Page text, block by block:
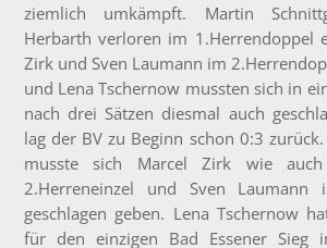
ziemlich umkämpft. Martin
Herbarth verloren im 1.Herrendoppel
Zirk und Sven Laumann im
und Lena Tschernow mussten sich in
nach drei Sätzen diesmal auch
lag der BV zu Beginn schon 0:3
musste sich Marcel Zirk wie
2.Herreneinzel und Sven Laumann
geschlagen geben. Lena Tschernow
für den einzigen Bad Essener Sieg